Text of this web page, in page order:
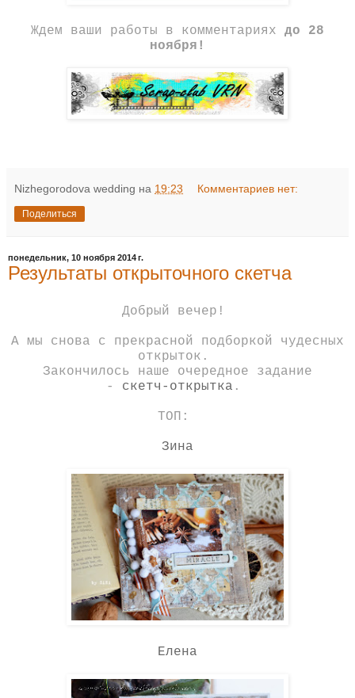
Ждем ваши работы в комментариях до 28
ноября!
Nizhegorodova wedding на 19:23 Комментариев нет:
Поделиться
понедельник, 10 ноября 2014 г.
Результаты открыточного скетча
Добрый вечер!
А мы снова с прекрасной подборкой чудесных
открыток.
Закончилось наше очередное задание
- скетч-открытка .
ТОП:
Зина
Елена